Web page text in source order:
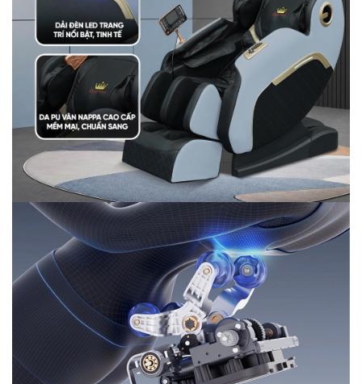
Đường cong SL của ghế được thiết kế uốn lượn, ôm sát
cột sống cơ thể cho phép rô bốt chuyển động theo hình
sin giúp căn chỉnh các đốt xương một cách nhẹ nhàng
trong khi massage. Đồng thời có tiếp cận toàn diện các
vị trí trên lưng ngay cả những vị trí khó tiếp cận nhất như
hõm lưng giúp giảm đau lưng nhanh chóng, xua tan nhức
mỏi cơ thể.
1.4 Nâng cấp hệ thống túi khí chân giúp
massage đầu gối chuyên sâu
Không dừng lại ở việc tác động thông thường bằng rô
bốt massage mà QE98 Pro còn được trang bị bằng hệ
thống túi khí kép toàn thân. Điều này giúp túi khí có thể
tác động với lực massage sâu, ôm trọn từng thớ cơ. Từ
đó kích thích máu lưu thông, loại bỏ hoàn toàn căng
cứng, nhức mỏi.
Đặc biệt, ghế massage Queen Crown QE98 Pro được
nâng cấp chiều dài túi khí chân gấp rưỡi giúp đầu gối
được chăm sóc trọn vẹn giúp bạn tận hưởng thư giãn